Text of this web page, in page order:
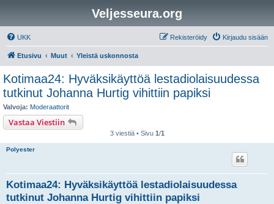
Veljesseura.org
UKK Kirjaudu sisään
Rekisteröidy
Etusivu Muut Yleistä uskonnosta
Kotimaa24: Hyväksikäyttöä lestadiolaisuudessa
tutkinut Johanna Hurtig vihittiin papiksi
Valvoja: Moderaattorit
Vastaa Viestiin
3 viestiä • Sivu 1/1
Polyester
Kotimaa24: Hyväksikäyttöä lestadiolaisuudessa
tutkinut Johanna Hurtig vihittiin papiksi